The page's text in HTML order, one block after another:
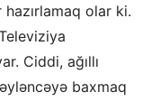
olar ki.
Ciddi, ağıllı
baxmaq